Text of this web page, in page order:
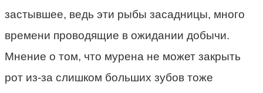
застывшее, ведь эти рыбы засадницы, много
времени проводящие в ожидании добычи.
Мнение о том, что мурена не может закрыть
рот из-за слишком больших зубов тоже